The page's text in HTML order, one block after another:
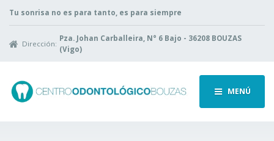
Tu sonrisa no es para tanto, es para siempre
Dirección:
Pza. Johan Carballeira, N° 6 Bajo - 36208 BOUZAS
(Vigo)
MENÚ